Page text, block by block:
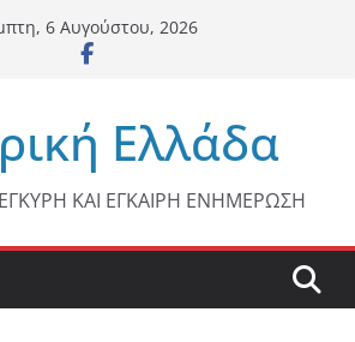
6 Αυγούστου, 2026
Ελλάδα
ΚΑΙ ΕΓΚΑΙΡΗ ΕΝΗΜΕΡΩΣΗ